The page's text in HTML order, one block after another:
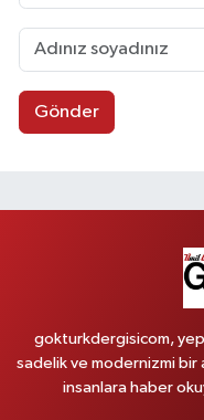
Gönder
gokturkdergisicom,
sadelik ve modernizmi bir
insanlara haber